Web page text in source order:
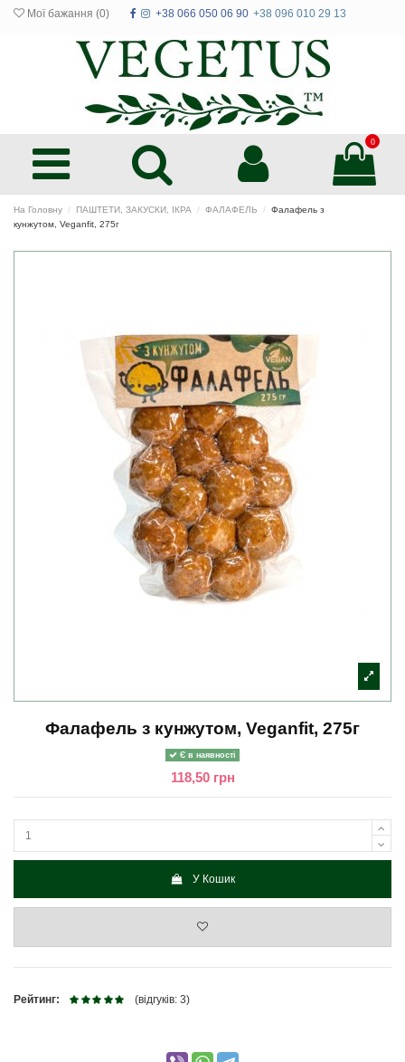
Мої бажання (0) +38 066 050 06 90 +38 096 010 29 13
0
На Головну ПАШТЕТИ, ЗАКУСКИ, ІКРА ФАЛАФЕЛЬ
Фалафель з
кунжутом, Veganfit, 275г
Фалафель з кунжутом, Veganfit, 275г
Є в наявності
118,50 грн
У Кошик
Рейтинг: (відгуків: 3)